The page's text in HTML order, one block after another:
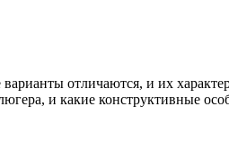
отличаются, и их
и какие конструктивные